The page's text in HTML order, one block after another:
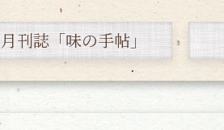
月刊誌「味の手帖」